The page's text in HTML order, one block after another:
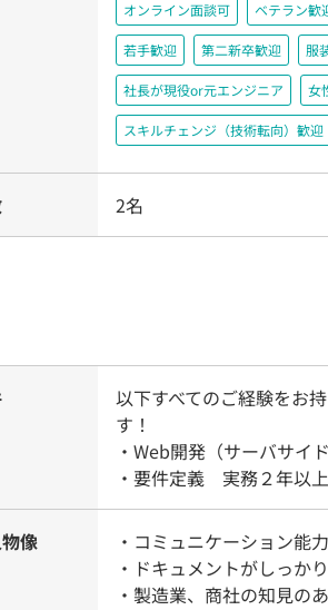
オンライン面談可 ベテラン歓
若手歓迎 第二新卒歓迎 服
社長が現役or元エンジニア 女
スキルチェンジ（技術転向）歓迎
2名
以下すべてのご経験をお
す！
・Web開発（サーバサ
・要件定義 実務２年以上
像
・コミュニケーション能
・ドキュメントがしっか
・製造業、商社の知見の